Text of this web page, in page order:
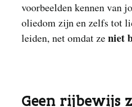
voorbeelden kennen van
oliedom zijn en zelfs tot
leiden, net omdat zeniet
Geen rijbewijs